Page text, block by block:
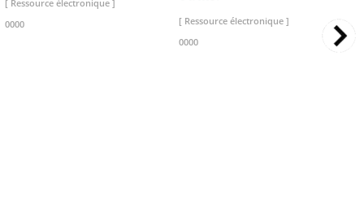
[ Ressource électronique ]
0000
[ Ressource électronique ]
0000